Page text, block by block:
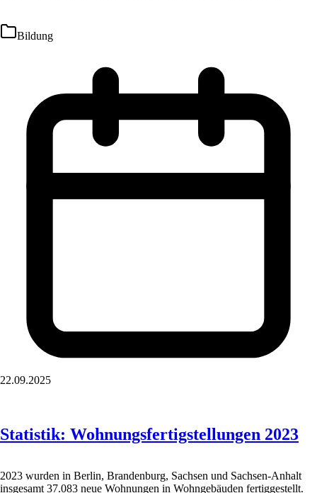
Bildung
22.09.2025
Statistik: Wohnungsfertigstellungen 2023
2023 wurden in Berlin, Brandenburg, Sachsen und Sachsen-Anhalt
insgesamt 37.083 neue Wohnungen in Wohngebäuden fertiggestellt.